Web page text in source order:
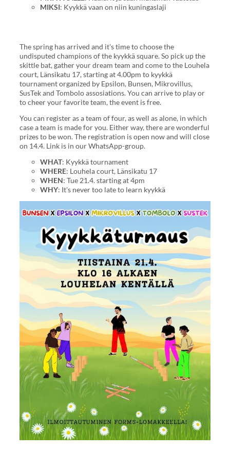
MIKSI: Kyykkä vaan on niin kuningaslaji
The spring has arrived and it's time to choose the
undisputed champions of the kyykkä square. So pick up the
skittle bat, gather your dream team and come to the Louhela
court, Länsikatu 17, starting at 4.00pm to kyykkä
tournament organized by Epsilon, Bunsen, Mikrovillus,
SusTek and Tombolo assosiations. You can arrive to play or
to cheer your favorite team, the event is free.
You can register as a team of four, as well as alone, in which
case a team is made for you. Either way, there are wonderful
prizes to be won. The registration is open now and will close
on 14.4. Link is in our WhatsApp-group.
WHAT: Kyykkä tournament
WHERE: Louhela court, Länsikatu 17
WHEN: Tue 21.4. starting at 4pm
WHY: It's never too late to learn kyykkä